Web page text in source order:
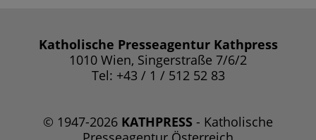
Katholische Presseagentur Kathpress
1010 Wien, Singerstraße 7/6/2
Tel: +43 / 1 / 512 52 83
© 1947-2026 KATHPRESS - Katholische